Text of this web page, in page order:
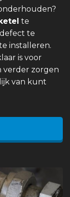
te
te
installeren.
is voor
verder zorgen
van kunt